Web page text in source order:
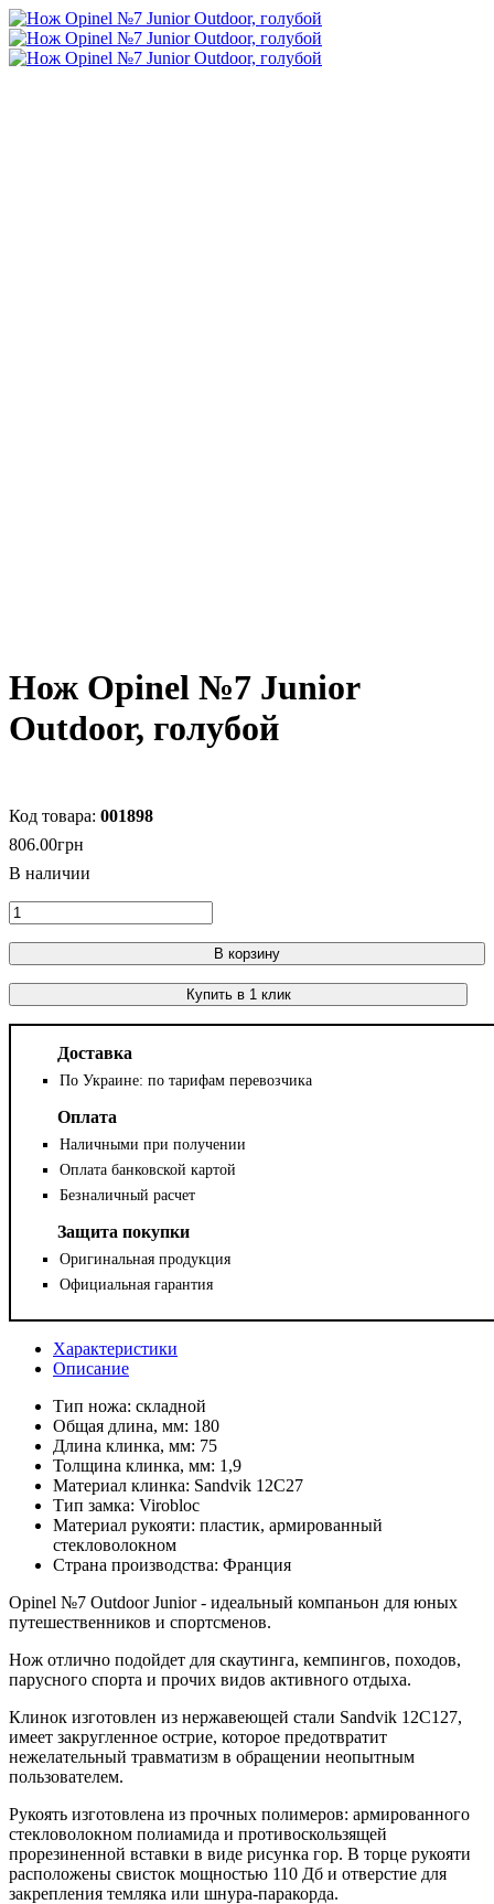
Нож Opinel №7 Junior
Outdoor, голубой
001898
806.00грн
В корзину
Купить в 1 клик
Доставка
По Украине: по тарифам перевозчика
Оплата
Наличными при получении
Оплата банковской картой
Безналичный расчет
Защита покупки
Оригинальная продукция
Официальная гарантия
Характеристики
Описание
Тип ножа: складной
Общая длина, мм: 180
Длина клинка, мм: 75
Толщина клинка, мм: 1,9
Материал клинка: Sandvik 12C27
Тип замка: Virobloc
Материал рукояти: пластик, армированный
стекловолокном
Страна производства: Франция
Opinel №7 Outdoor Junior - идеальный компаньон для юных
путешественников и спортсменов.
Нож отлично подойдет для скаутинга, кемпингов, походов,
парусного спорта и прочих видов активного отдыха.
Клинок изготовлен из нержавеющей стали Sandvik 12C127,
имеет закругленное острие, которое предотвратит
нежелательный травматизм в обращении неопытным
пользователем.
Рукоять изготовлена из прочных полимеров: армированного
стекловолокном полиамида и противоскользящей
прорезиненной вставки в виде рисунка гор. В торце рукояти
расположены свисток мощностью 110 Дб и отверстие для
закрепления темляка или шнура-паракорда.